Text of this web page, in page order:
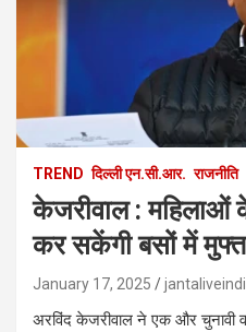
TREND दिल्ली एन.सी.आर. राजनीति
केजरीवाल : महिलाओं
कर सकेंगी बसों में मुफ्त
January 17, 2025
अरविंद केजरीवाल ने एक और चुनावी